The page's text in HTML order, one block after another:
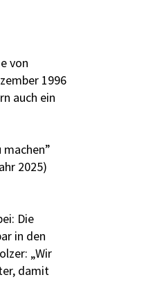
von
1996
auch ein
2025)
Die
in den
„Wir
damit